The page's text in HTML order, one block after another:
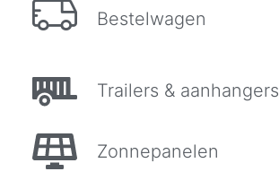
Bestelwagen
Trailers & aanhangers
Zonnepanelen